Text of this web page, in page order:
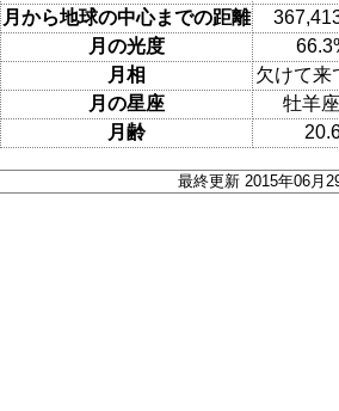
月から地球の中心までの距離
月の光度
月相
欠けて来
月の星座
牡羊
月齢
最終更新 2015年06月